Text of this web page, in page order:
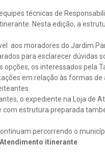
técnicas de
Nesta edição, a
aos moradores do Jardim
para esclarecer dúvidas
opções, os interessados pela
em relação às formas
o expediente na Loja de
estrutura preparada
percorrendo o
itinerante